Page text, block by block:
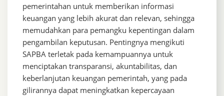
pemerintahan untuk memberikan informasi
keuangan yang lebih akurat dan relevan, sehingga
memudahkan para pemangku kepentingan dalam
pengambilan keputusan. Pentingnya mengikuti
SAPBA terletak pada kemampuannya untuk
menciptakan transparansi, akuntabilitas, dan
keberlanjutan keuangan pemerintah, yang pada
gilirannya dapat meningkatkan kepercayaan